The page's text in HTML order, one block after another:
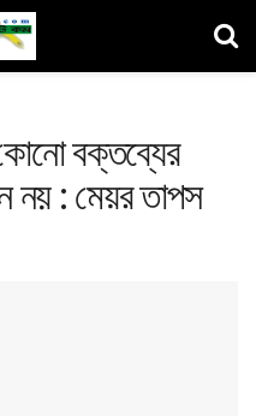
বক্তব্যের
নয় : মেয়র তাপস